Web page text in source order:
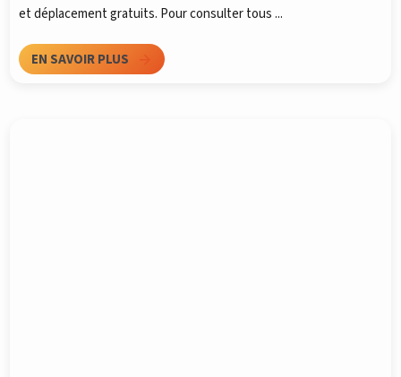
et déplacement gratuits. Pour consulter tous ...
EN SAVOIR PLUS